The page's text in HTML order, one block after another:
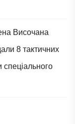
Височана
8 тактичних
спеціального